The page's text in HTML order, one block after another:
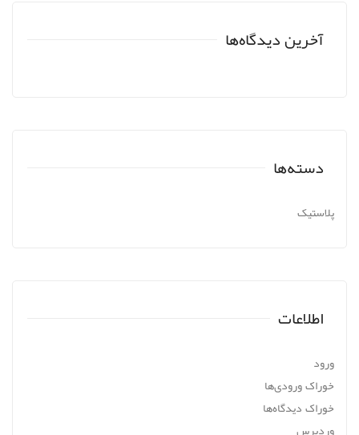
آخرین دیدگاه‌ها
دسته‌ها
پلاستیک
اطلاعات
ورود
خوراک ورودی‌ها
خوراک دیدگاه‌ها
وردپرس